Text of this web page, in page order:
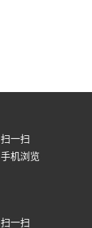
扫一扫
手机浏览
扫一扫